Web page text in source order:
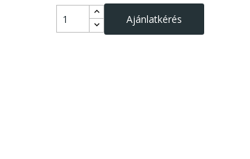
Ajánlatkérés